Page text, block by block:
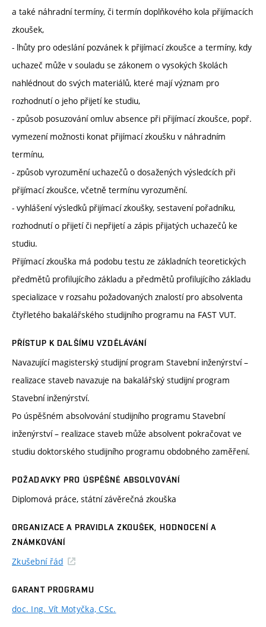
a také náhradní termíny, či termín doplňkového kola přijímacích
zkoušek,
- lhůty pro odeslání pozvánek k přijímací zkoušce a termíny, kdy
uchazeč může v souladu se zákonem o vysokých školách
nahlédnout do svých materiálů, které mají význam pro
rozhodnutí o jeho přijetí ke studiu,
- způsob posuzování omluv absence při přijímací zkoušce, popř.
vymezení možnosti konat přijímací zkoušku v náhradním
termínu,
- způsob vyrozumění uchazečů o dosažených výsledcích při
přijímací zkoušce, včetně termínu vyrozumění.
- vyhlášení výsledků přijímací zkoušky, sestavení pořadníku,
rozhodnutí o přijetí či nepřijetí a zápis přijatých uchazečů ke
studiu.
Přijímací zkouška má podobu testu ze základních teoretických
předmětů profilujícího základu a předmětů profilujícího základu
specializace v rozsahu požadovaných znalostí pro absolventa
čtyřletého bakalářského studijního programu na FAST VUT.
PŘÍSTUP K DALŠÍMU VZDĚLÁVÁNÍ
Navazující magisterský studijní program Stavební inženýrství –
realizace staveb navazuje na bakalářský studijní program
Stavební inženýrství.
Po úspěšném absolvování studijního programu Stavební
inženýrství – realizace staveb může absolvent pokračovat ve
studiu doktorského studijního programu obdobného zaměření.
POŽADAVKY PRO ÚSPĚŠNÉ ABSOLVOVÁNÍ
Diplomová práce, státní závěrečná zkouška
ORGANIZACE A PRAVIDLA ZKOUŠEK, HODNOCENÍ A
ZNÁMKOVÁNÍ
Zkušební řád
GARANT PROGRAMU
doc. Ing. Vít Motyčka, CSc.